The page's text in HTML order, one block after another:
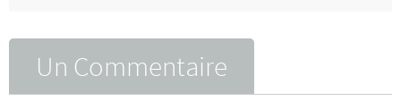
Un Commentaire